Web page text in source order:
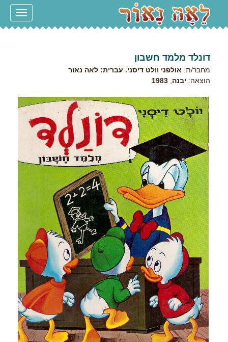
Toggle
דונלד מלמד חשבון
מחבר/ת: אולפני וולט דיסני. עברית: לאה נאור
הוצאה: יבנה 1983